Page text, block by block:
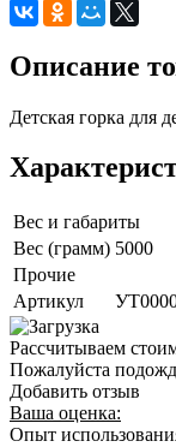
Описание
Детская горка для
Вес и габариты
Вес (грамм) 5000
Прочие
Артикул
Рассчитываем
Пожалуйста
Добавить отзыв
Ваша оценка:
Опыт